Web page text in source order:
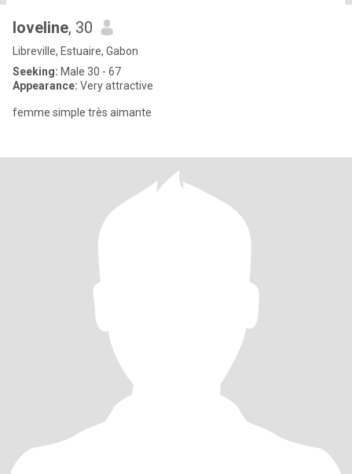
loveline, 30
Libreville, Estuaire, Gabon
Seeking: Male 30 - 67
Appearance: Very attractive
femme simple très aimante